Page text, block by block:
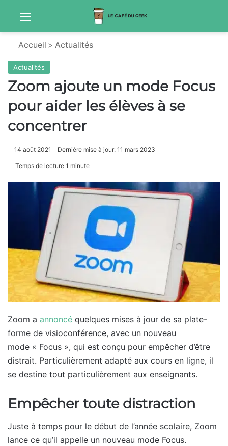
Menu
Accueil > Actualités
Actualités
Zoom ajoute un mode Focus
pour aider les élèves à se
concentrer
14 août 2021 Dernière mise à jour: 11 mars 2023
Temps de lecture 1 minute
Zoom a annoncé quelques mises à jour de sa plate-
forme de visioconférence, avec un nouveau
mode « Focus », qui est conçu pour empêcher d’être
distrait. Particulièrement adapté aux cours en ligne, il
se destine tout particulièrement aux enseignants.
Empêcher toute distraction
Juste à temps pour le début de l’année scolaire, Zoom
lance ce qu’il appelle un nouveau mode Focus.